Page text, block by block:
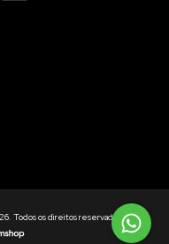
Todos os direitos reservados.